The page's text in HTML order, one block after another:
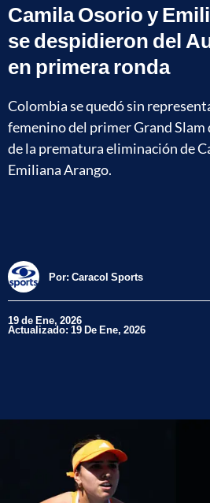
Camila Osorio y
se despidieron del
en primera ronda
Colombia se quedó sin
femenino del primer Grand Slam
de la prematura eliminación de
Emiliana Arango.
Por: Caracol Sports
19 de Ene, 2026
Actualizado: 19 De Ene, 2026